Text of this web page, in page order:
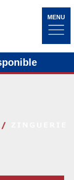
MENU